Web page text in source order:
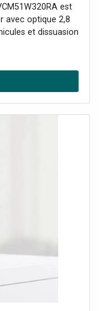
est
avec optique 2,8
et dissuasion
Résolution 4MP
nettes Optique fixe
luminosité IA :
de ligne,
H.264/H.265,
Protection
12V DC avec